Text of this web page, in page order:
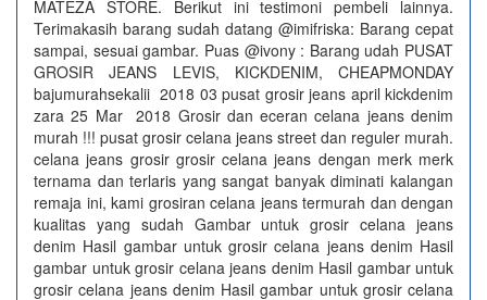
MATEZA STORE. Berikut ini testimoni pembeli lainnya.
Terimakasih barang sudah datang @imifriska: Barang cepat
sampai, sesuai gambar. Puas @ivony : Barang udah PUSAT
GROSIR JEANS LEVIS, KICKDENIM, CHEAPMONDAY
bajumurahsekalii 2018 03 pusat grosir jeans april kickdenim
zara 25 Mar 2018 Grosir dan eceran celana jeans denim
murah !!! pusat grosir celana jeans street dan reguler murah.
celana jeans grosir grosir celana jeans dengan merk merk
ternama dan terlaris yang sangat banyak diminati kalangan
remaja ini, kami grosiran celana jeans termurah dan dengan
kualitas yang sudah Gambar untuk grosir celana jeans
denim Hasil gambar untuk grosir celana jeans denim Hasil
gambar untuk grosir celana jeans denim Hasil gambar untuk
grosir celana jeans denim Hasil gambar untuk grosir celana